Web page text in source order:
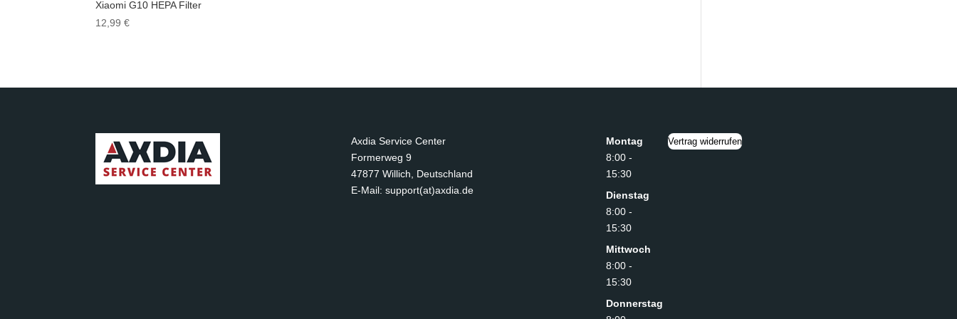
Xiaomi G10 HEPA Filter
12,99€
Axdia Service Center
Formerweg 9
47877 Willich
Deutschland
E-Mail: support(at)axdia.de
Montag
8:00 -
15:30
Dienstag
8:00 -
15:30
Mittwoch
8:00 -
15:30
Donnerstag
Vertrag widerrufen